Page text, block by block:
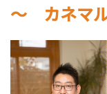
～ カネマ